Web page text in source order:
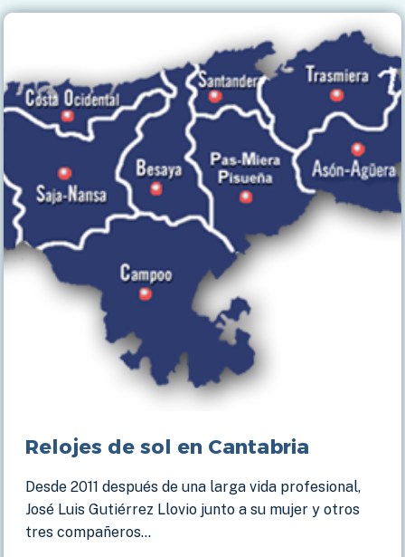
UN
DE
UN
CENTRO
EDUCATIVO
Relojes de sol en Cantabria
Desde 2011 después de una larga vida profesional,
José Luis Gutiérrez Llovio junto a su mujer y otros
tres compañeros…